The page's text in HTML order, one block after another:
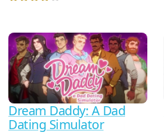
Dream Daddy: A Dad
Dating Simulator